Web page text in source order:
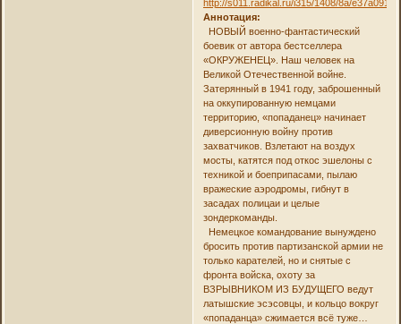
Аннотация:
НОВЫЙ военно-фантастический
боевик от автора бестселлера
«ОКРУЖЕНЕЦ». Наш человек на
Великой Отечественной войне.
Затерянный в 1941 году, заброшенный
на оккупированную немцами
территорию, «попаданец» начинает
диверсионную войну против
захватчиков. Взлетают на воздух
мосты, катятся под откос эшелоны с
техникой и боеприпасами, пылаю
вражеские аэродромы, гибнут в
засадах полицаи и целые
зондеркоманды.
Немецкое командование вынуждено
бросить против партизанской армии не
только карателей, но и снятые с
фронта войска, охоту за
ВЗРЫВНИКОМ ИЗ БУДУЩЕГО ведут
латышские эсэсовцы, и кольцо вокруг
«попаданца» сжимается всё туже…